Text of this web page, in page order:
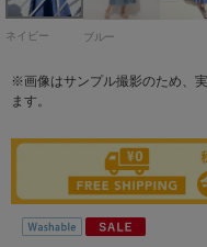
ネイビー ブルー
※画像はサンプル撮影のため、
ます。